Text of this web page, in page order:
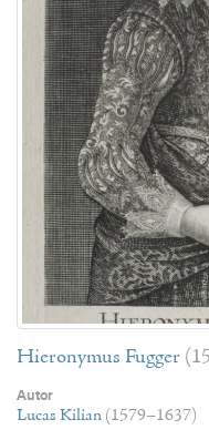
Hieronymus Fugger
Autor
Lucas Kilian (1579–1637)